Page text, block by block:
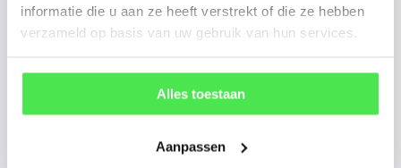
informatie die u aan ze heeft verstrekt of die ze hebben
verzameld op basis van uw gebruik van hun services.
Alles toestaan
Aanpassen
kunnen u een foto sturen.
06 45 601 508 (tijdelijk niet bereikbaar)